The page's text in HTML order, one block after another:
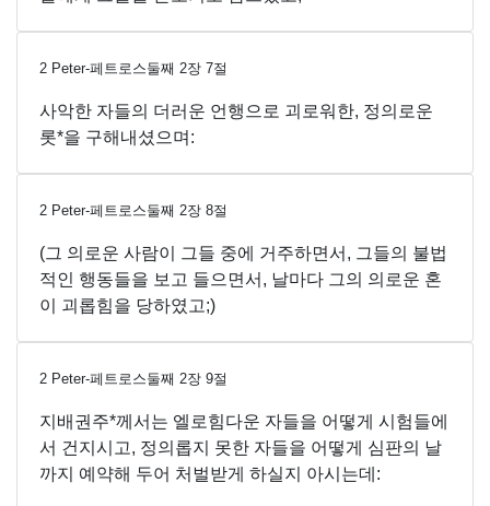
2 Peter-페트로스둘째 2장 7절
사악한 자들의 더러운 언행으로 괴로워한, 정의로운
롯*을 구해내셨으며:
2 Peter-페트로스둘째 2장 8절
(그 의로운 사람이 그들 중에 거주하면서, 그들의 불법
적인 행동들을 보고 들으면서, 날마다 그의 의로운 혼
이 괴롭힘을 당하였고;)
2 Peter-페트로스둘째 2장 9절
지배권주*께서는 엘로힘다운 자들을 어떻게 시험들에
서 건지시고, 정의롭지 못한 자들을 어떻게 심판의 날
까지 예약해 두어 처벌받게 하실지 아시는데: